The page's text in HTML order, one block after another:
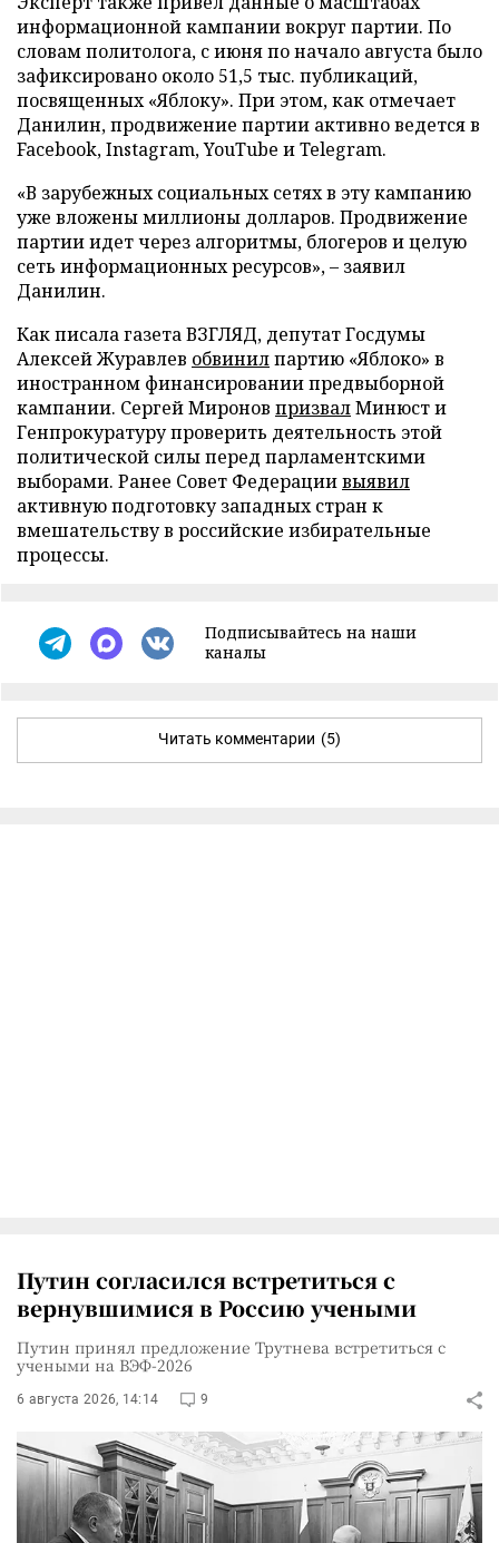
информационной кампании вокруг партии. По
словам политолога, с июня по начало августа было
зафиксировано около 51,5 тыс. публикаций,
посвященных «Яблоку». При этом, как отмечает
Данилин, продвижение партии активно ведется в
Facebook, Instagram, YouTube и Telegram.
«В зарубежных социальных сетях в эту кампанию
уже вложены миллионы долларов. Продвижение
партии идет через алгоритмы, блогеров и целую
сеть информационных ресурсов», – заявил
Данилин.
Как писала газета ВЗГЛЯД, депутат Госдумы
Алексей Журавлев обвинилпартию «Яблоко» в
иностранном финансировании предвыборной
кампании. Сергей Миронов призвалМинюст и
Генпрокуратуру проверить деятельность этой
политической силы перед парламентскими
выборами. Ранее Совет Федерациивыявил
активную подготовку западных стран к
вмешательству в российские избирательные
процессы.
Подписывайтесь на наши
каналы
Читать комментарии (5)
Путин согласился встретиться с
вернувшимися в Россию учеными
Путин принял предложение Трутнева встретиться с
учеными на ВЭФ-2026
6 августа 2026, 14:14 9